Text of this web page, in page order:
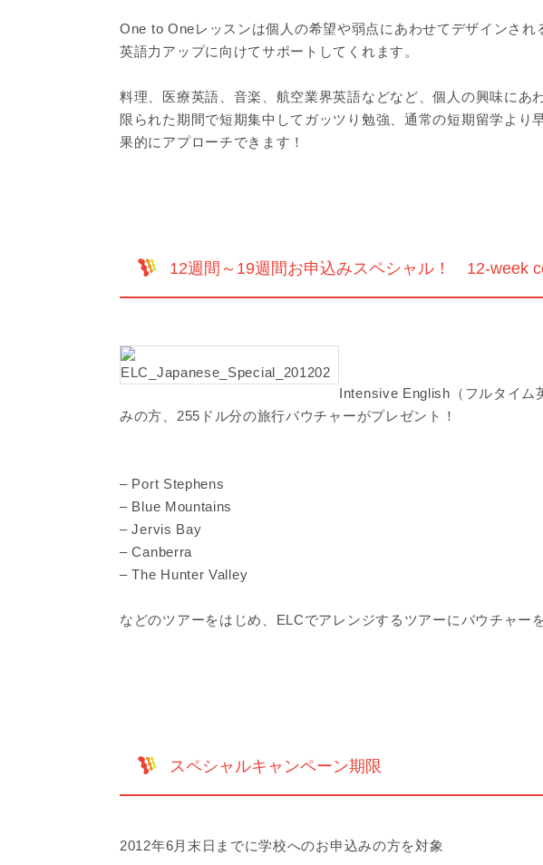
One to Oneレッスンは個人の希望や弱点にあわせてデザインさ
英語力アップに向けてサポートしてくれます。
料理、医療英語、音楽、航空業界英語などなど、個人の興味にあ
限られた期間で短期集中してガッツり勉強、通常の短期留学より
果的にアプローチできます！
12週間～19週間お申込みスペシャル！ 12-week
Intensive English（フルタイム
みの方、255ドル分の旅行バウチャーがプレゼント！
– Port Stephens
– Blue Mountains
– Jervis Bay
– Canberra
– The Hunter Valley
などのツアーをはじめ、ELCでアレンジするツアーにバウチャー
スペシャルキャンペーン期限
2012年6月末日までに学校へのお申込みの方を対象